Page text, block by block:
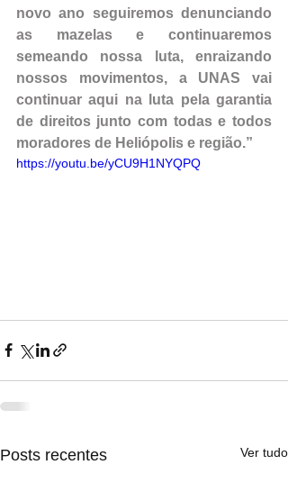
novo ano seguiremos denunciando
as mazelas e continuaremos
semeando nossa luta, enraizando
nossos movimentos, a UNAS vai
continuar aqui na luta pela garantia
de direitos junto com todas e todos
moradores de Heliópolis e região.”
https://youtu.be/yCU9H1NYQPQ
Posts recentes Ver tudo